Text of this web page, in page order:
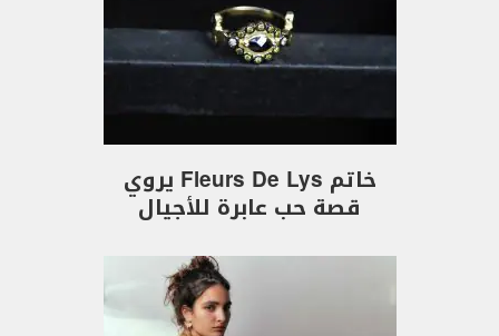
خاتم Fleurs De Lys يروي
قصة حب عابرة للأجيال